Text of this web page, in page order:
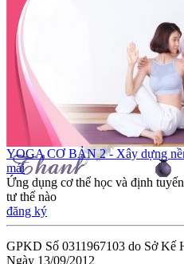
YOGA CƠ BẢN 2 - Xây dựng
mái
Ứng dụng cơ thể học và định
tư thế nào
đăng ký
Thời gian làm việc:
T2 - T6: 7h00 - 20h30
T7 - CN: 8h30 - 13h30
GPKD Số 0311967103 do Sở Kế
Ngày 13/09/2012